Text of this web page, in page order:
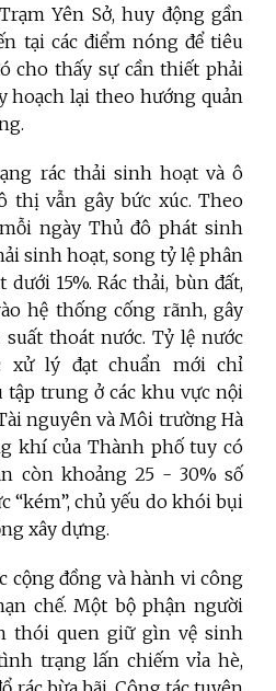
Yên Sở, huy động gần
tại các điểm nóng để tiêu
cho thấy sự cần thiết phải
hoạch lại theo hướng quản
rác thải sinh hoạt và ô
thị vẫn gây bức xúc. Theo
ngày Thủ đô phát sinh
sinh hoạt, song tỷ lệ phân
15%. Rác thải, bùn đất,
hệ thống cống rãnh, gây
thoát nước. Tỷ lệ nước
xử lý đạt chuẩn mới chỉ
tập trung ở các khu vực nội
nguyên và Môi trường Hà
khí của Thành phố tuy có
còn khoảng 25 - 30% số
“kém”, chủ yếu do khói bụi
xây dựng.
cộng đồng và hành vi công
chế. Một bộ phận người
thói quen giữ gìn vệ sinh
trạng lấn chiếm vỉa hè,